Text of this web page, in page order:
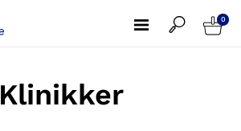
0
Klinikker